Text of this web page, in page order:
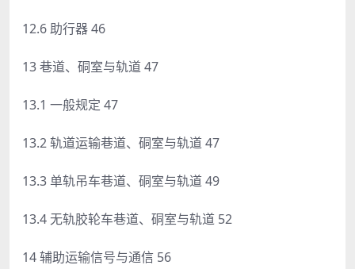
12.6 助行器 46
13 巷道、硐室与轨道 47
13.1 一般规定 47
13.2 轨道运输巷道、硐室与轨道 47
13.3 单轨吊车巷道、硐室与轨道 49
13.4 无轨胶轮车巷道、硐室与轨道 52
14 辅助运输信号与通信 56